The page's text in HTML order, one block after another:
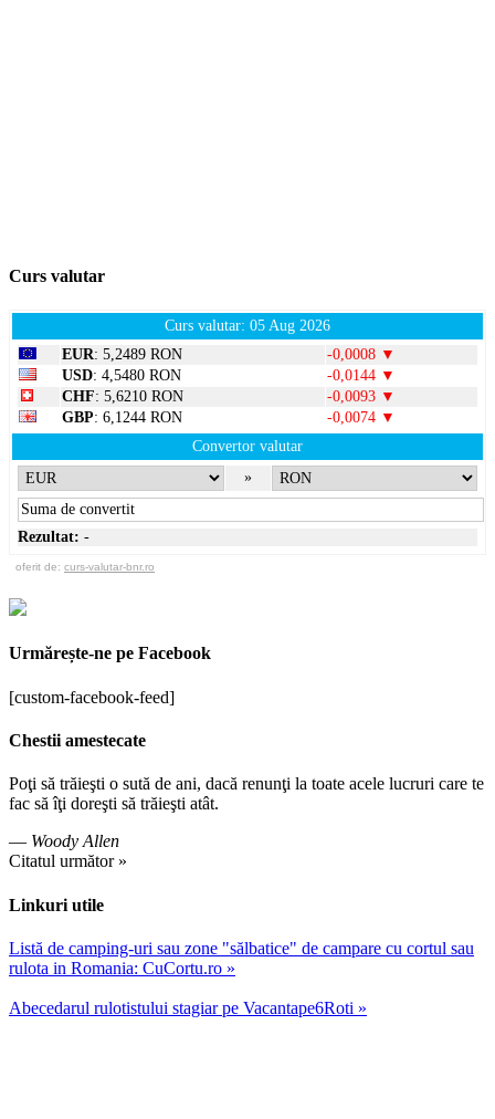
Curs valutar
Curs valutar: 05 Aug 2026
EUR: 5,2489 RON
-0,0008 ▼
USD: 4,5480 RON
-0,0144 ▼
CHF: 5,6210 RON
-0,0093 ▼
GBP: 6,1244 RON
-0,0074 ▼
Convertor valutar
»
Rezultat: -
oferit de: curs-valutar-bnr.ro
Urmărește-ne pe Facebook
[custom-facebook-feed]
Chestii amestecate
Poţi să trăieşti o sută de ani, dacă renunţi la toate acele lucruri care te
fac să îţi doreşti să trăieşti atât.
— Woody Allen
Citatul următor »
Linkuri utile
Listă de camping-uri sau zone "sălbatice" de campare cu cortul sau
rulota in Romania: CuCortu.ro »
Abecedarul rulotistului stagiar pe Vacantape6Roti »